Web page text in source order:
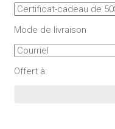
Mode de livraison
Offert à: